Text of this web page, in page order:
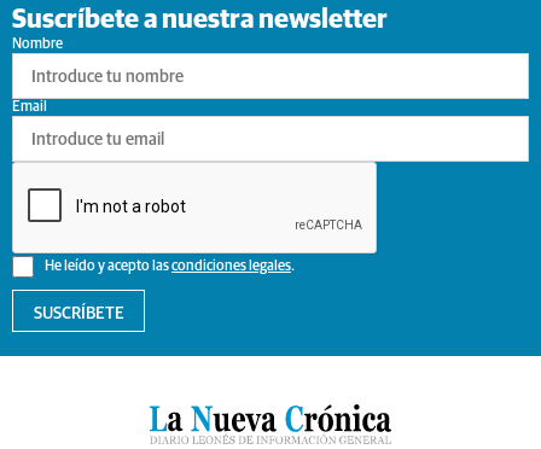
Suscríbete a nuestra newsletter
Nombre
He leído y acepto lascondiciones legales.
Email
SUSCRÍBETE